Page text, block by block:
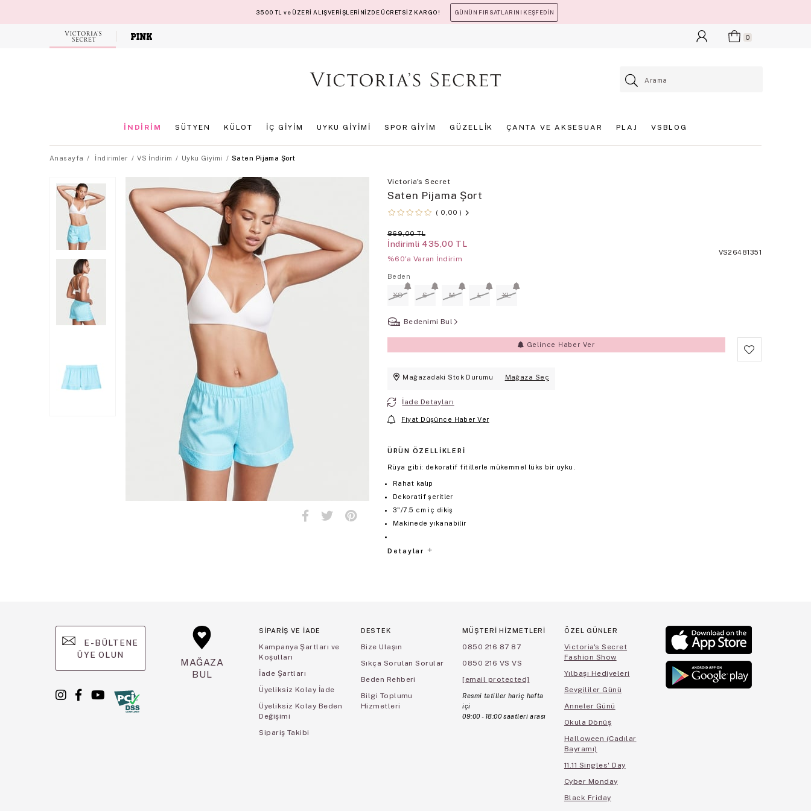
3500 TL ve ÜZERİ ALIŞVERİŞLERİNİZDE ÜCRETSİZ KARGO! GÜNÜN FIRSATLARINI KEŞFEDİN
Victoria's
Secret
0
İNDİRİM SÜTYEN KÜLOT İÇ GİYİM UYKU GİYİMİ SPOR GİYİM GÜZELLİK ÇANTA VE AKSESUAR PLAJ VSBLOG
Anasayfa İndirimler VS İndirim Uyku Giyimi Saten Pijama Şort
Victoria's Secret
Saten Pijama Şort
0,00
869,00 TL
İndirimli 435,00 TL
%60'a Varan İndirim
VS26481351
Beden
XS S M L XL
Bedenimi Bul
Gelince Haber Ver
Mağazadaki Stok Durumu Mağaza Seç
İade Detayları
Fiyat Düşünce Haber Ver
ÜRÜN ÖZELLIKLERI
Rüya gibi: dekoratif fitillerle mükemmel lüks bir uyku.
Rahat kalıp
Dekoratif şeritler
3"/7.5 cm iç dikiş
Makinede yıkanabilir
Detaylar
E-BÜLTENE
ÜYE OLUN
MAĞAZA
BUL
SİPARİŞ VE İADE
Kampanya Şartları ve
Koşulları
İade Şartları
Üyeliksiz Kolay İade
Üyeliksiz Kolay Beden
Değişimi
Sipariş Takibi
DESTEK
Bize Ulaşın
Sıkça Sorulan Sorular
Beden Rehberi
Bilgi Toplumu
Hizmetleri
MÜŞTERİ HİZMETLERİ
0850 216 87 87
0850 216 VS VS
[email protected]
Resmi tatiller hariç hafta
içi
09:00 - 18:00 saatleri arası
ÖZEL GÜNLER
Victoria's Secret
Fashion Show
Yılbaşı Hediyeleri
Sevgililer Günü
Anneler Günü
Okula Dönüş
Halloween (Cadılar
Bayramı)
11.11 Singles' Day
Cyber Monday
Black Friday